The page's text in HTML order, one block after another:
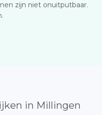
zijn niet onuitputbaar.
in Millingen